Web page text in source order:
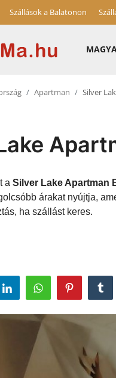
Szállások a Balatonon
Apartman Silver
a Silver Lake Apartman
árakat nyújtja,
ha szállást keres.